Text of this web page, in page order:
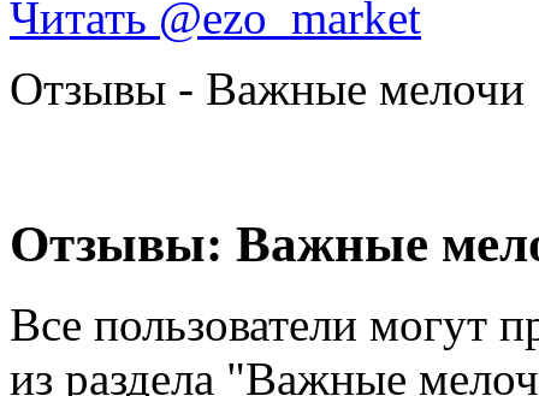
Читать @ezo_market
Отзывы - Важные мелочи
Отзывы: Важные
Все пользователи могут
из раздела "Важные